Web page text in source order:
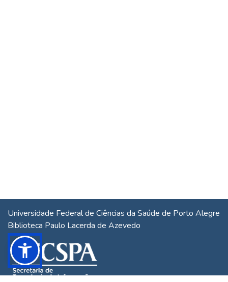
Universidade Federal de Ciências da Saúde de Porto Alegre
Biblioteca Paulo Lacerda de Azevedo